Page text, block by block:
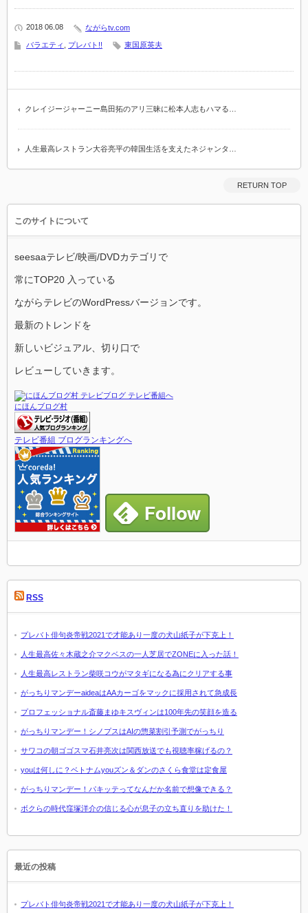
2018 06.08 ながらtv.com
バラエティ プレバト!! 東国原英夫
クレイジージャーニー島田拓のアリ三昧に松本人志もハマる…
人生最高レストラン大谷亮平の韓国生活を支えたネジャンタ…
RETURN TOP
このサイトについて
seesaaテレビ/映画/DVDカテゴリで
常にTOP20 入っている
ながらテレビのWordPressバージョンです。
最新のトレンドを
新しいビジュアル、切り口で
レビューしていきます。
にほんブログ村
テレビ番組 ブログランキングへ
RSS
プレバト俳句炎帝戦2021で才能あり一度の犬山紙子が下克上！
人生最高佐々木蔵之介マクベスの一人芝居でZONEに入った話！
人生最高レストラン柴咲コウがマタギになる為にクリアする事
がっちりマンデーaideaはAAカーゴをマックに採用されて急成長
プロフェッショナル斎藤まゆキスヴィンは100年先の笑顔を造る
がっちりマンデー！シノプスはAIの惣菜割引予測でがっちり
サワコの朝ゴゴスマ石井亮次は関西放送でも視聴率稼げるの？
youは何しに？ベトナムyouズン＆ダンのさくら食堂は定食屋
がっちりマンデー！パキッテってなんだか名前で想像できる？
ボクらの時代窪塚洋介の信じる心が息子の立ち直りを助けた！
最近の投稿
プレバト俳句炎帝戦2021で才能あり一度の犬山紙子が下克上！